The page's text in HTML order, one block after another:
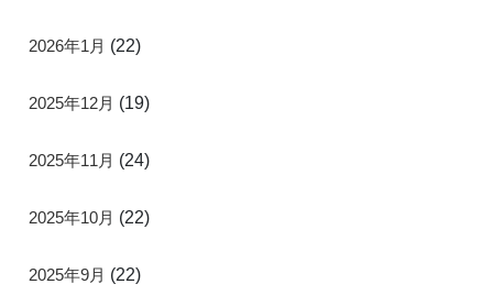
2026年1月 (22)
2025年12月 (19)
2025年11月 (24)
2025年10月 (22)
2025年9月 (22)